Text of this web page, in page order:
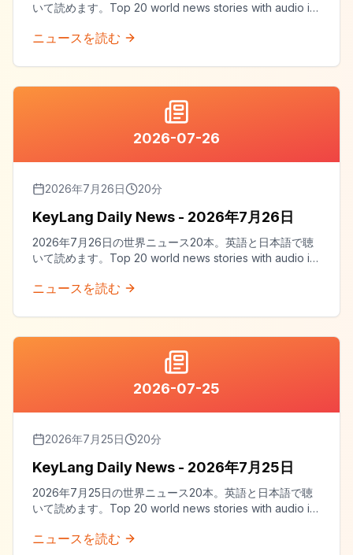
いて読めます。Top 20 world news stories with audio in
ニュースを読む
2026-07-26
2026年7月26日 20分
KeyLang Daily News - 2026年7月26日
2026年7月26日の世界ニュース20本。英語と日本語で聴
いて読めます。Top 20 world news stories with audio in
ニュースを読む
2026-07-25
2026年7月25日 20分
KeyLang Daily News - 2026年7月25日
2026年7月25日の世界ニュース20本。英語と日本語で聴
いて読めます。Top 20 world news stories with audio in
ニュースを読む